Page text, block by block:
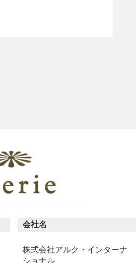
会社名
株式会社アルク・インターナ
ショナル